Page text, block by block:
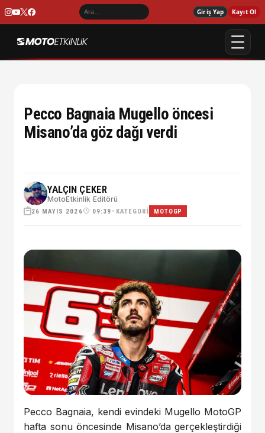
Giriş Yap Kayıt Ol
Pecco Bagnaia Mugello öncesi
Misano’da göz dağı verdi
YALÇIN ÇEKER
MotoEtkinlik Editörü
26 MAYIS 2026 09:39 • KATEGORI MOTOGP
Pecco Bagnaia, kendi evindeki Mugello MotoGP
hafta sonu öncesinde Misano’da gerçekleştirdiği